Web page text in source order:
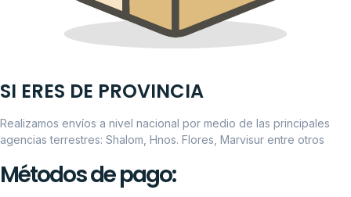
SI ERES DE PROVINCIA
Realizamos envíos a nivel nacional por medio de las principales
agencias terrestres: Shalom, Hnos. Flores, Marvisur entre otros
Métodos de pago: